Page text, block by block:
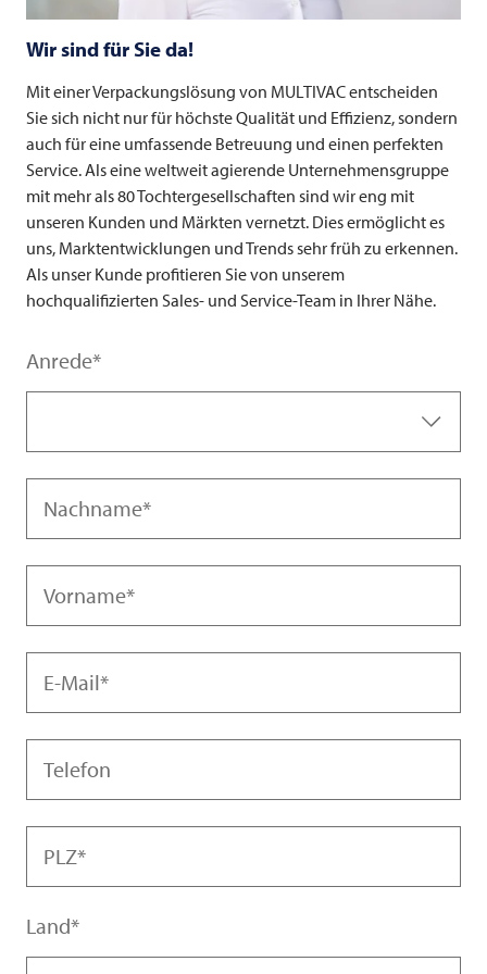
Wir sind für Sie da!
Mit einer Verpackungslösung von MULTIVACentscheiden
Sie sich nicht nur für höchste Qualität und Effizienz, sondern
auch für eine umfassende Betreuung und einen perfekten
Service. Als eine weltweit agierende Unternehmensgruppe
mit mehr als 80 Tochtergesellschaften sind wir eng mit
unseren Kunden und Märkten vernetzt. Dies ermöglicht es
uns, Marktentwicklungen und Trends sehr früh zu erkennen.
Als unser Kunde profitieren Sie von unserem
hochqualifizierten Sales- und Service-Team in Ihrer Nähe.
Anrede
Frau
Nachname
Vorname
E-Mail
Telefon
PLZ
Land